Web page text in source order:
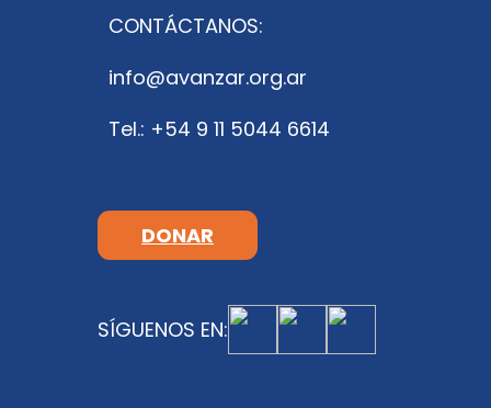
CONTÁCTANOS:
info@avanzar.org.ar
Tel.: +54 9 11 5044 6614
DONAR
SÍGUENOS EN: